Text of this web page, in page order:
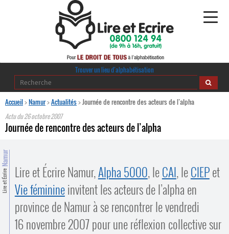
Alphabétisation
Regards croisés
Publications
Ressources pédagogiques
Espace presse
Contacts
Trouver un lieu d’alphabétisation
Accueil>Namur>Actualités>Journée de rencontre des acteurs de l’alpha
Actu du26 octobre 2007
Journée de rencontre des acteurs de l’alpha
Lire et Écrire
Namur
Lire et Écrire Namur,Alpha 5000, leCAI, leCIEPet
Vie féminineinvitent les acteurs de l’alpha en
province de Namur à se rencontrer le vendredi
16 novembre 2007 pour une réflexion collective sur